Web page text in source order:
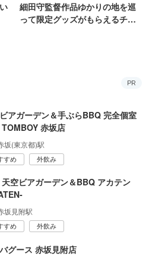
細田守監督作品ゆかりの地を巡
って限定グッズがもらえるチャ
PR
アガーデン＆手ぶらBBQ 完全個室
赤坂店
坂(東京都)駅
すめ 外飲み
空ビアガーデン＆BBQ アカテン
坂見附駅
すめ 外飲み
グース 赤坂見附店